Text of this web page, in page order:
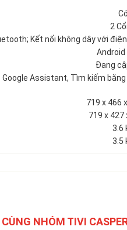
Có
2
Kết nối không dây với
Android
Đang
Google Assistant, Tìm kiếm
719 x 466
719 x 427
3.6
3.5
NHÓM TIVI